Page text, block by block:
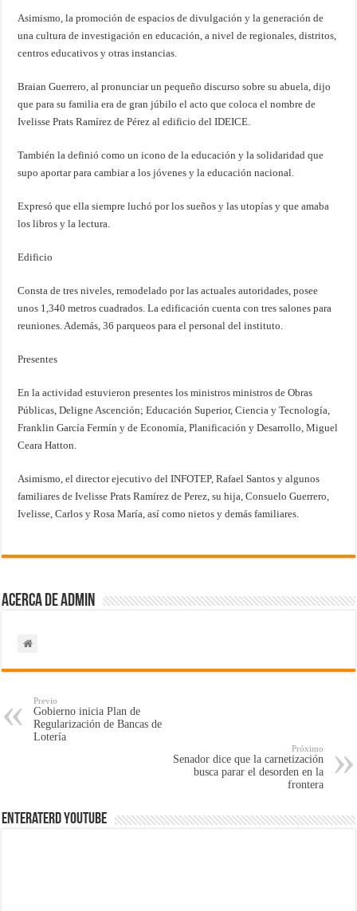
Asimismo, la promoción de espacios de divulgación y la generación de
una cultura de investigación en educación, a nivel de regionales, distritos,
centros educativos y otras instancias.
Braian Guerrero, al pronunciar un pequeño discurso sobre su abuela, dijo
que para su familia era de gran júbilo el acto que coloca el nombre de
Ivelisse Prats Ramírez de Pérez al edificio del IDEICE.
También la definió como un icono de la educación y la solidaridad que
supo aportar para cambiar a los jóvenes y la educación nacional.
Expresó que ella siempre luchó por los sueños y las utopías y que amaba
los libros y la lectura.
Edificio
Consta de tres niveles, remodelado por las actuales autoridades, posee
unos 1,340 metros cuadrados. La edificación cuenta con tres salones para
reuniones. Además, 36 parqueos para el personal del instituto.
Presentes
En la actividad estuvieron presentes los ministros ministros de Obras
Públicas, Deligne Ascención; Educación Superior, Ciencia y Tecnología,
Franklin García Fermín y de Economía, Planificación y Desarrollo, Miguel
Ceara Hatton.
Asimismo, el director ejecutivo del INFOTEP, Rafael Santos y algunos
familiares de Ivelisse Prats Ramírez de Perez, su hija, Consuelo Guerrero,
Ivelisse, Carlos y Rosa María, así como nietos y demás familiares.
Acerca de admin
Previo
Gobierno inicia Plan de
Regularización de Bancas de
Lotería
Próximo
Senador dice que la carnetización
busca parar el desorden en la
frontera
EnterateRD YOUTUBE